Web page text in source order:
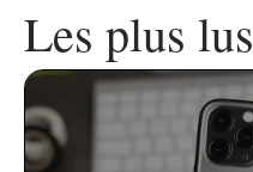
Les plus lus